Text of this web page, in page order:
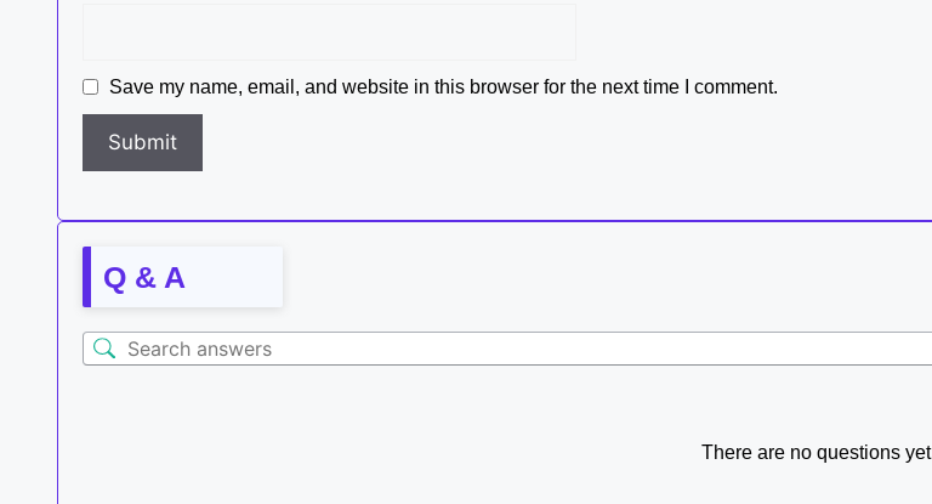
Save my name, email, and website in this browser for the next time I comment.
Q & A
There are no questions yet